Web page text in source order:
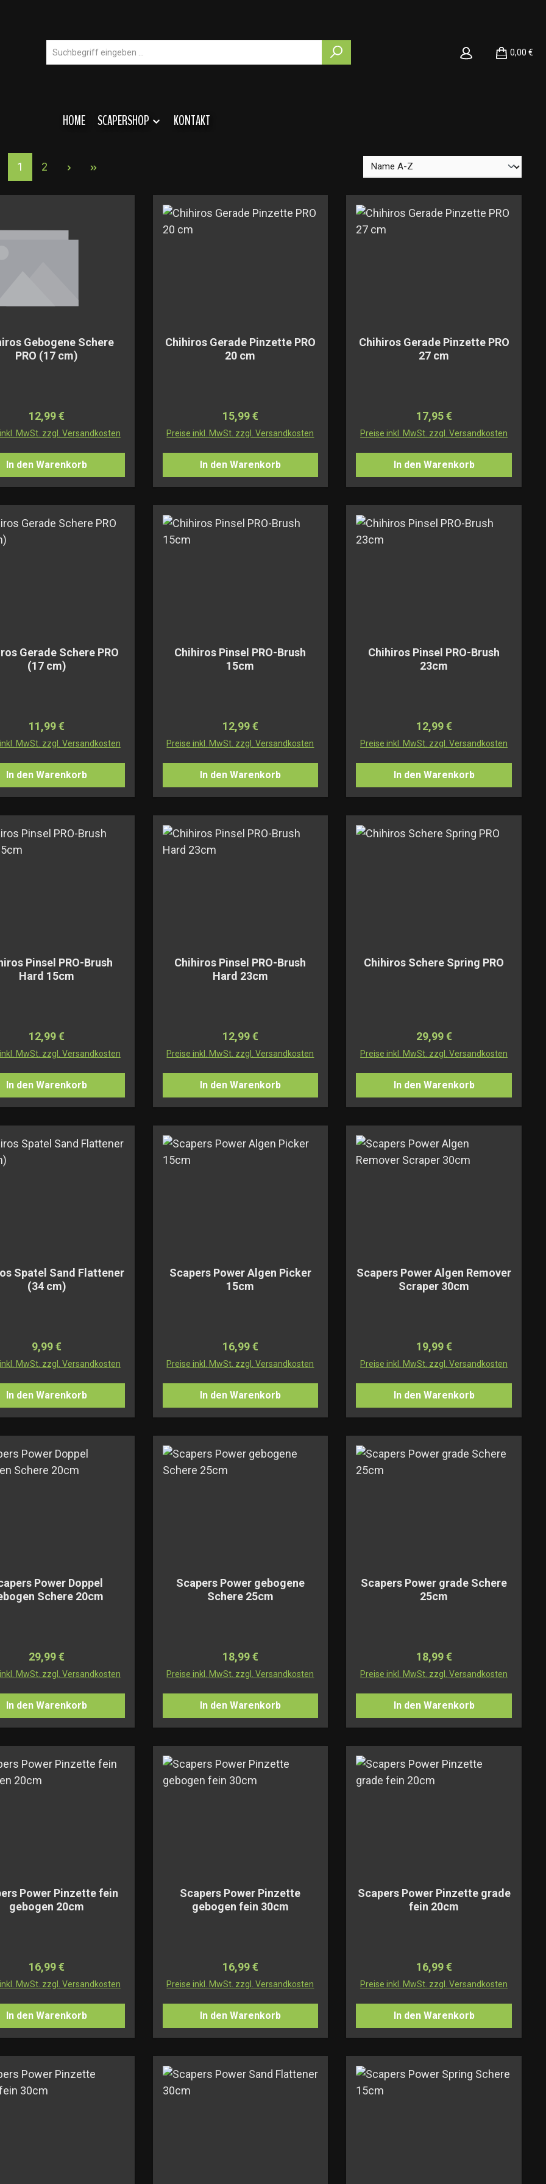
0,00 €
HOME SCAPERSHOP KONTAKT
Seite
1 Seite
2
Gebogene Schere
PRO (17 cm)
Regulärer Preis:
12,99 €
MwSt. zzgl. Versandkosten
In den Warenkorb
Chihiros Gerade Pinzette PRO
20 cm
Regulärer Preis:
15,99 €
Preise inkl. MwSt. zzgl. Versandkosten
In den Warenkorb
Chihiros Gerade Pinzette PRO
27 cm
Regulärer Preis:
17,95 €
Preise inkl. MwSt. zzgl. Versandkosten
In den Warenkorb
Gerade Schere PRO
(17 cm)
Regulärer Preis:
11,99 €
MwSt. zzgl. Versandkosten
In den Warenkorb
Chihiros Pinsel PRO-Brush
15cm
Regulärer Preis:
12,99 €
Preise inkl. MwSt. zzgl. Versandkosten
In den Warenkorb
Chihiros Pinsel PRO-Brush
23cm
Regulärer Preis:
12,99 €
Preise inkl. MwSt. zzgl. Versandkosten
In den Warenkorb
Pinsel PRO-Brush
Hard 15cm
Regulärer Preis:
12,99 €
MwSt. zzgl. Versandkosten
In den Warenkorb
Chihiros Pinsel PRO-Brush
Hard 23cm
Regulärer Preis:
12,99 €
Preise inkl. MwSt. zzgl. Versandkosten
In den Warenkorb
Chihiros Schere Spring PRO
Regulärer Preis:
29,99 €
Preise inkl. MwSt. zzgl. Versandkosten
In den Warenkorb
Spatel Sand Flattener
(34 cm)
Regulärer Preis:
9,99 €
MwSt. zzgl. Versandkosten
In den Warenkorb
Scapers Power Algen Picker
15cm
Regulärer Preis:
16,99 €
Preise inkl. MwSt. zzgl. Versandkosten
In den Warenkorb
Scapers Power Algen Remover
Scraper 30cm
Regulärer Preis:
19,99 €
Preise inkl. MwSt. zzgl. Versandkosten
In den Warenkorb
Power Doppel
Schere 20cm
Regulärer Preis:
29,99 €
MwSt. zzgl. Versandkosten
In den Warenkorb
Scapers Power gebogene
Schere 25cm
Regulärer Preis:
18,99 €
Preise inkl. MwSt. zzgl. Versandkosten
In den Warenkorb
Scapers Power grade Schere
25cm
Regulärer Preis:
18,99 €
Preise inkl. MwSt. zzgl. Versandkosten
In den Warenkorb
Power Pinzette fein
gebogen 20cm
Regulärer Preis:
16,99 €
MwSt. zzgl. Versandkosten
In den Warenkorb
Scapers Power Pinzette
gebogen fein 30cm
Regulärer Preis:
16,99 €
Preise inkl. MwSt. zzgl. Versandkosten
In den Warenkorb
Scapers Power Pinzette grade
fein 20cm
Regulärer Preis:
16,99 €
Preise inkl. MwSt. zzgl. Versandkosten
In den Warenkorb